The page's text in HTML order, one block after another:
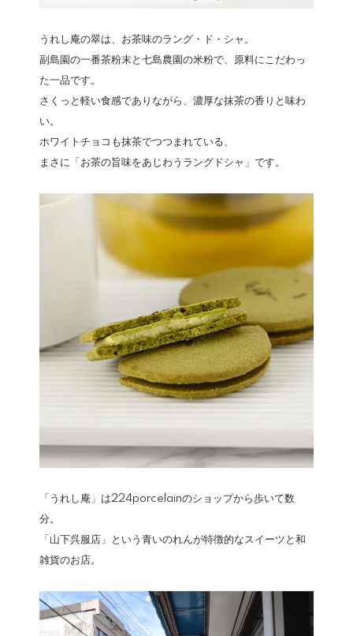
うれし庵の翠は、お茶味のラング・ド・シャ。
副島園の一番茶粉末と七島農園の米粉で、原料にこだわっ
た一品です。
さくっと軽い食感でありながら、濃厚な抹茶の香りと味わ
い。
ホワイトチョコも抹茶でつつまれている、
まさに「お茶の旨味をあじわうラングドシャ」です。
「うれし庵」は224porcelainのショップから歩いて数
分。
「山下呉服店」という青いのれんが特徴的なスイーツと和
雑貨のお店。